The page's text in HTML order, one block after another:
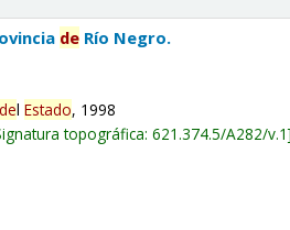
de Río Negro.
delEstado, 1998
topográfica:621.374.5/A282/v.1